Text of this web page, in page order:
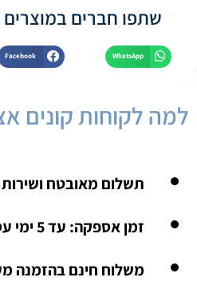
שתפו חברים במוצרים
WhatsApp
Facebook
למה לקוחות קונים
תשלום מאובטח ושירות
זמן אספקה: עד 5 ימי עסקים.
משלוח חינם בהזמנה מעל 150